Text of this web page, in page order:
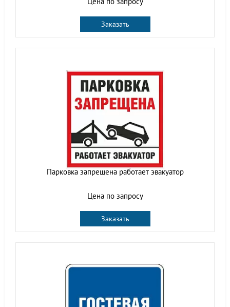
Заказать
Парковка запрещена работает эвакуатор
Цена по запросу
Заказать